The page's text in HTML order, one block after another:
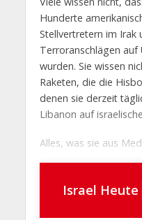
Hunderte
Stellvertretern im Irak
Terroranschlägen
wurden. Sie wissen
Raketen, die die
denen sie derzeit
Libanon auf
Alles, was sie aus
Israel Heute